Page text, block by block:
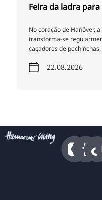
Feira da ladra
No coração de Hanôver,
transforma-se
caçadores de
22.08.2026